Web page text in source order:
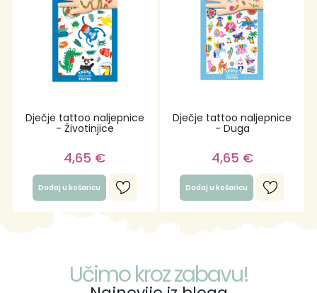
Dječje tattoo naljepnice
- Životinjice
4,65 €
Dodaj u košaricu
Dječje tattoo naljepnice
- Duga
4,65 €
Dodaj u košaricu
Učimo kroz zabavu!